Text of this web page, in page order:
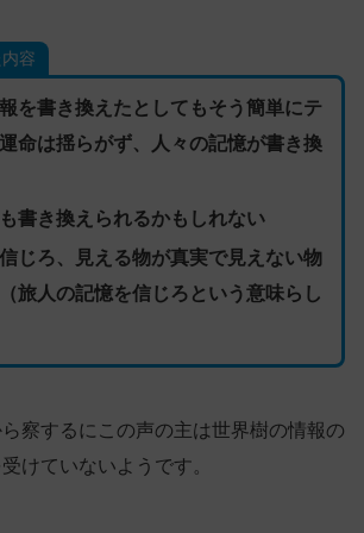
容
を書き換えたとしてもそう簡単にテ
命は揺らがず、人々の記憶が書き換
書き換えられるかもしれない
じろ、見える物が真実で見えない物
旅人の記憶を信じろという意味らし
察するにこの声の主は世界樹の情報の
けていないようです。